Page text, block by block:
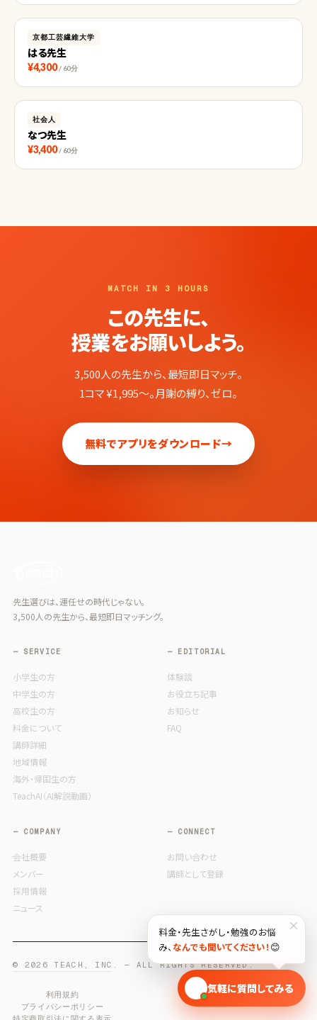
京都工芸繊維大学
はる先生
¥4,300 / 60分
社会人
なつ先生
¥3,400 / 60分
MATCH IN 3 HOURS
この先生に、
授業をお願いしよう。
3,500人の先生から、最短即日マッチ。
1コマ ¥1,995〜。月謝の縛り、ゼロ。
無料でアプリをダウンロード→
先生選びは、運任せの時代じゃない。
3,500人の先生から、最短即日マッチング。
— SERVICE
小学生の方
中学生の方
高校生の方
料金について
講師詳細
地域情報
海外・帰国生の方
TeachAI（AI解説動画）
— EDITORIAL
体験談
お役立ち記事
お知らせ
FAQ
— COMPANY
会社概要
メンバー
採用情報
ニュース
— CONNECT
お問い合わせ
講師として登録
© 2026 TEACH, INC. — ALL RIGHTS RESERVED.
利用規約
プライバシーポリシー
×
料金・先生さがし・勉強のお悩
み、 なんでも聞いてください！ 😊
🎓 気軽に質問してみる